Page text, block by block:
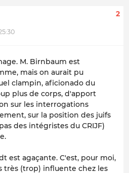
2
M. Birnbaum est
mais on aurait pu
clampin, aficionado du
plus de corps, d'apport
sur les interrogations
sur la position des juifs
des intégristes du CRIJF)
est agaçante. C'est, pour moi,
très (trop) influente chez les